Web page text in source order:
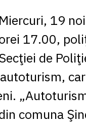
1 MDL
= 0.2538
1 MXN
1 NOK = 0.4191
= 2.6097
1 PLN= 1.1646
= 0.0425
1 RUB= 0.0530
1 SEK= 0.4526
1 TRY= 0.1141
1 UAH= 0.1048
1 XDR= 5.9383
1 ZAR= 0.2318
Miercuri, 19
17.00,
de
comuna